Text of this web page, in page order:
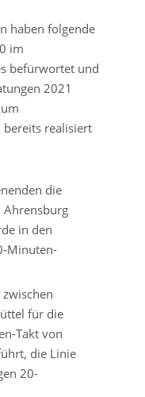
haben folgende
im
befürwortet und
2021
bereits realisiert
die
Ahrensburg
in den
Minuten-
für die
Takt von
die Linie
20-